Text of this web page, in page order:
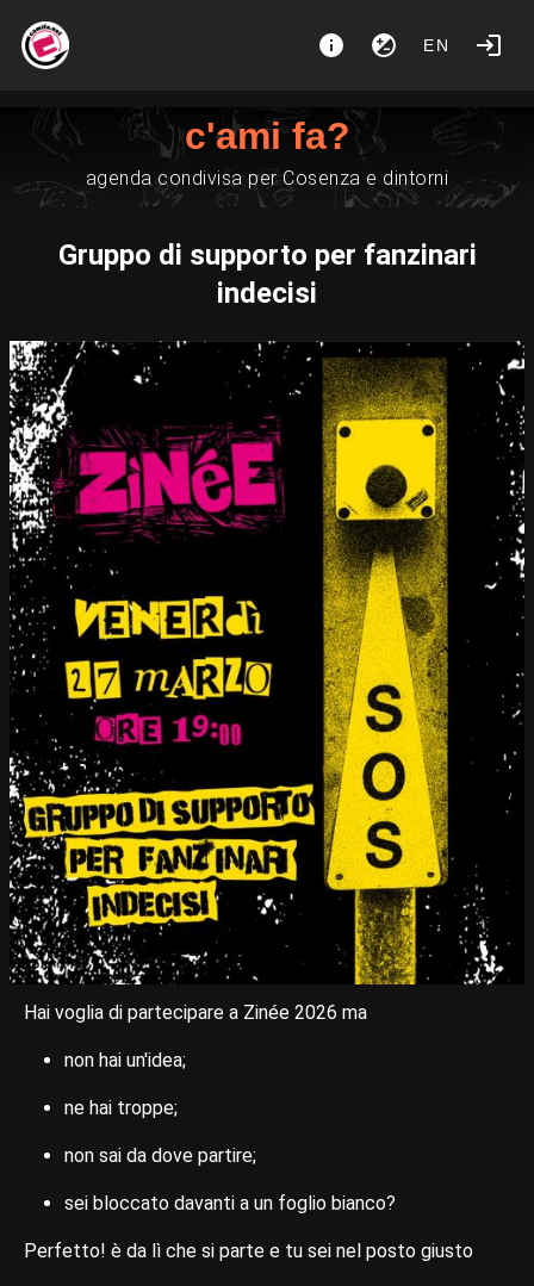
EN
c'ami fa?
agenda condivisa per Cosenza e dintorni
Gruppo di supporto per fanzinari
indecisi
Hai voglia di partecipare a Zinée 2026 ma
non hai un'idea;
ne hai troppe;
non sai da dove partire;
sei bloccato davanti a un foglio bianco?
Perfetto! è da lì che si parte e tu sei nel posto giusto